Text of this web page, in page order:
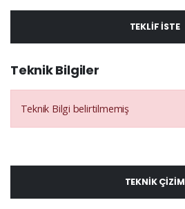
TEKLIF ISTE
Teknik Bilgiler
Teknik Bilgi belirtilmemiş
TEKNIK ÇIZIM